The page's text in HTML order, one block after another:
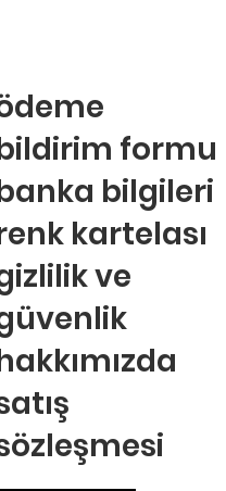
formu
bilgileri
kartelası
ve